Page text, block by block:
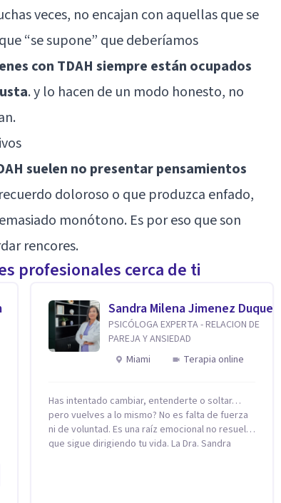
veces, no encajan con aquellas que se
“se supone” que deberíamos
con TDAH siempre están ocupados
. y lo hacen de un modo honesto, no
suelen no presentar pensamientos
doloroso o que produzca enfado,
monótono. Es por eso que son
rencores.
profesionales cerca de ti
Sandra Milena Jimenez Duque
PSICÓLOGA EXPERTA - RELACION DE
PAREJA Y ANSIEDAD
Miami
Terapia online
Has intentado cambiar, entenderte o soltar…
pero vuelves a lo mismo? No es falta de fuerza
ni de voluntad. Es una raíz emocional no resuelta
que sigue dirigiendo tu vida. La Dra. Sandra